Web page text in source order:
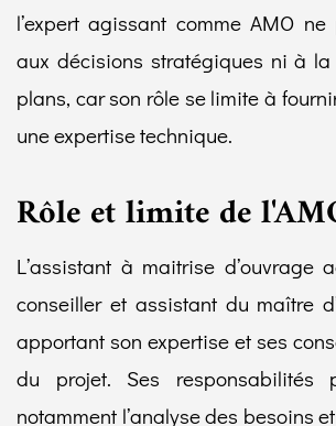
l’expert agissant comme AMO
aux décisions stratégiques ni à la
plans, car son rôle se limite à
une expertise technique.
Rôle et limite de
L’assistant à maitrise d’ouvrage
conseiller et assistant du maître
apportant son expertise et ses
du projet. Ses responsabilités
notamment l’analyse des besoins